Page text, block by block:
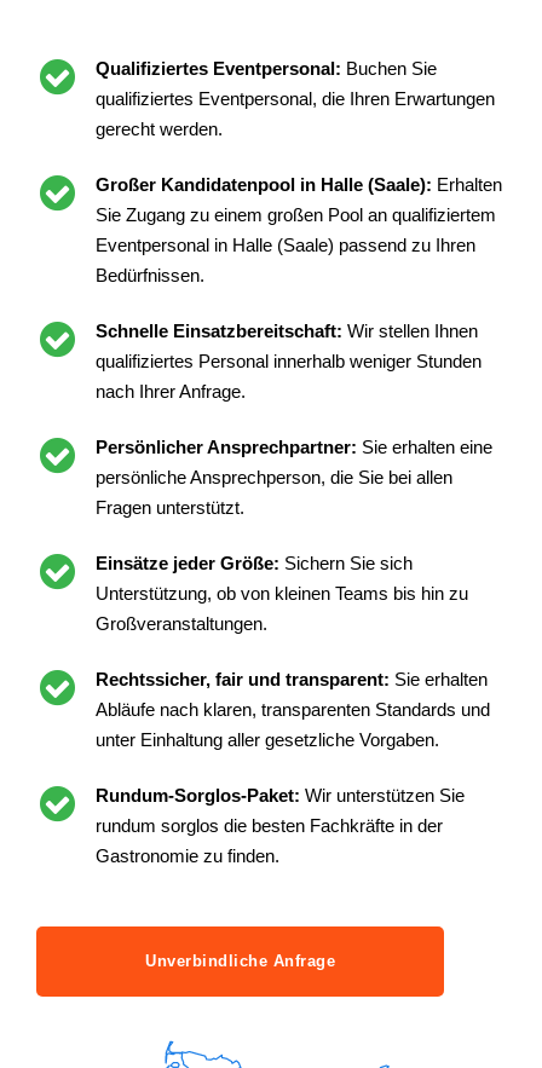
Qualifiziertes Eventpersonal: Buchen Sie
qualifiziertes Eventpersonal, die Ihren Erwartungen
gerecht werden.
Großer Kandidatenpool in Halle (Saale): Erhalten
Sie Zugang zu einem großen Pool an qualifiziertem
Eventpersonal in Halle (Saale) passend zu Ihren
Bedürfnissen.
Schnelle Einsatzbereitschaft: Wir stellen Ihnen
qualifiziertes Personal innerhalb weniger Stunden
nach Ihrer Anfrage.
Persönlicher Ansprechpartner: Sie erhalten eine
persönliche Ansprechperson, die Sie bei allen
Fragen unterstützt.
Einsätze jeder Größe: Sichern Sie sich
Unterstützung, ob von kleinen Teams bis hin zu
Großveranstaltungen.
Rechtssicher, fair und transparent: Sie erhalten
Abläufe nach klaren, transparenten Standards und
unter Einhaltung aller gesetzliche Vorgaben.
Rundum-Sorglos-Paket: Wir unterstützen Sie
rundum sorglos die besten Fachkräfte in der
Gastronomie zu finden.
Unverbindliche Anfrage